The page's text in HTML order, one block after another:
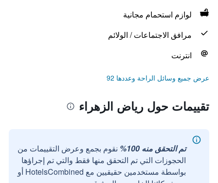
لوازم استحمام مجانية
مرافق الاجتماعات / الولائم
انترنت
عرض جميع وسائل الراحة وعددها 92
تقييمات حول رياض الزهراء
تم التحقق منه 100%
نقوم بجمع وعرض التقييمات من
الحجوزات التي تم التحقق منها فقط والتي تم إجراؤها
بواسطة مستخدمين حقيقيين مع HotelsCombined أو